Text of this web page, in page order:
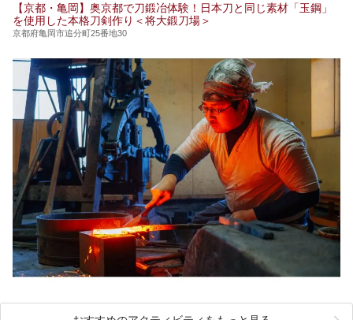
【京都・亀岡】奥京都で刀鍛冶体験！日本刀と同じ素材「玉鋼」
を使用した本格刀剣作り＜将大鍛刀場＞
京都府亀岡市追分町25番地30